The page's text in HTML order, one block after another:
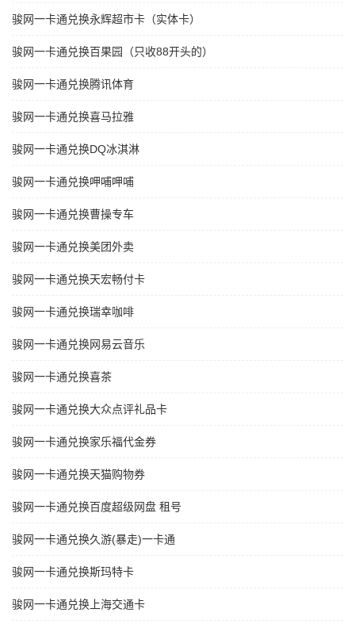
骏网一卡通兑换永辉超市卡（实体卡）
骏网一卡通兑换百果园（只收88开头的）
骏网一卡通兑换腾讯体育
骏网一卡通兑换喜马拉雅
骏网一卡通兑换DQ冰淇淋
骏网一卡通兑换呷哺呷哺
骏网一卡通兑换曹操专车
骏网一卡通兑换美团外卖
骏网一卡通兑换天宏畅付卡
骏网一卡通兑换瑞幸咖啡
骏网一卡通兑换网易云音乐
骏网一卡通兑换喜茶
骏网一卡通兑换大众点评礼品卡
骏网一卡通兑换家乐福代金券
骏网一卡通兑换天猫购物券
骏网一卡通兑换百度超级网盘 租号
骏网一卡通兑换久游(暴走)一卡通
骏网一卡通兑换斯玛特卡
骏网一卡通兑换上海交通卡